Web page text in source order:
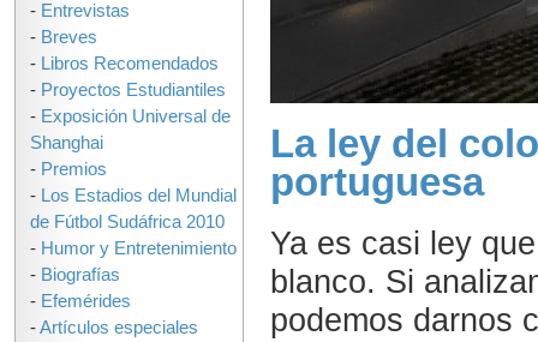
La ley del
portuguesa
Ya es casi ley
blanco. Si
podemos darnos
- Entrevistas
- Breves
- Libros Recomendados
- Proyectos Estudiantiles
- Exposición Universal de
Shanghai
- Premios
- Los Estadios del Mundial
de Fútbol Sudáfrica 2010
- Humor y Entretenimiento
- Biografías
- Efemérides
-Artículos especiales